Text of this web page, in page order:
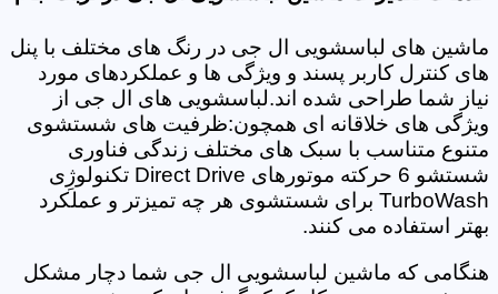
ماشین های لباسشویی ال جی در رنگ های مختلف با پنل
های کنترل کاربر پسند و ویژگی ها و عملکردهای مورد
نیاز شما طراحی شده اند.لباسشویی های ال جی از
ویژگی های خلاقانه ای همچون:ظرفیت های شستشوی
متنوع متناسب با سبک های مختلف زندگی فناوری
شستشو 6 حرکته موتورهای Direct Drive تکنولوژِی
TurboWash برای شستشوی هر چه تمیزتر و عملکرد
بهتر استفاده می کنند.
هنگامی که ماشین لباسشویی ال جی شما دچار مشکل